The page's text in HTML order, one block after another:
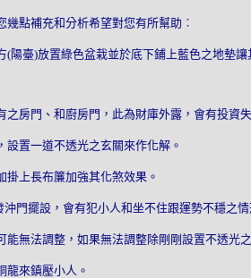
幾點補充和分析希望對您有所幫助︰
(陽臺)放置綠色盆栽並於底下鋪上藍色之地墊
之房門、和廚房門，此為財庫外露，會有投資
設置一道不透光之玄關來作化解。
掛上長布簾加強其化煞效果。
門擺設，會有犯小人和坐不住跟運勢不穩之
能無法調整，如果無法調整除剛剛設置不透光
龍來鎮壓小人。